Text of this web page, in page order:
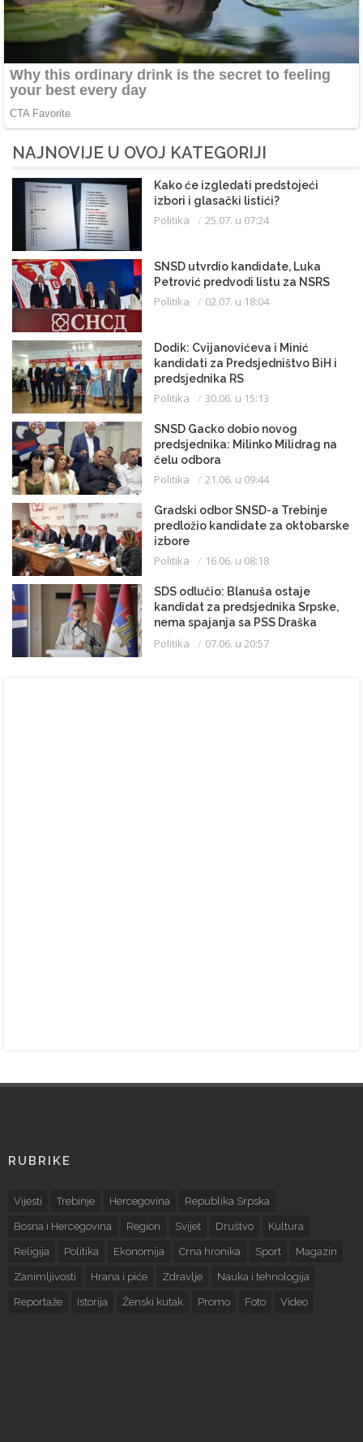
NAJNOVIJE U OVOJ KATEGORIJI
Kako će izgledati predstojeći
izbori i glasački listići?
Politika 25.07. u 07:24
SNSD utvrdio kandidate, Luka
Petrović predvodi listu za NSRS
Politika 02.07. u 18:04
Dodik: Cvijanovićeva i Minić
kandidati za Predsjedništvo BiH i
predsjednika RS
Politika 30.06. u 15:13
SNSD Gacko dobio novog
predsjednika: Milinko Milidrag na
čelu odbora
Politika 21.06. u 09:44
Gradski odbor SNSD-a Trebinje
predložio kandidate za oktobarske
izbore
Politika 16.06. u 08:18
SDS odlučio: Blanuša ostaje
kandidat za predsjednika Srpske,
nema spajanja sa PSS Draška
Stanivukovića
Politika 07.06. u 20:57
RUBRIKE
Vijesti Trebinje Hercegovina Republika Srpska
Bosna i Hercegovina Region Svijet Društvo Kultura
Religija Politika Ekonomija Crna hronika Sport Magazin
Zanimljivosti Hrana i piće Zdravlje Nauka i tehnologija
Reportaže Istorija Ženski kutak Promo Foto Video